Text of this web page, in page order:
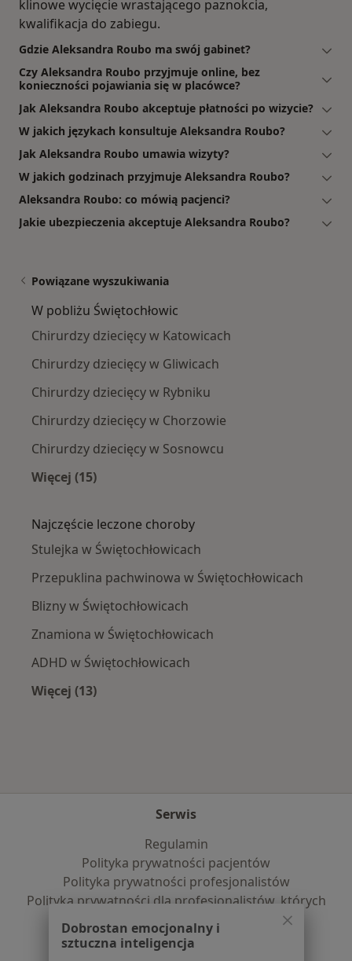
klinowe wycięcie wrastającego paznokcia,
kwalifikacja do zabiegu.
Gdzie Aleksandra Roubo ma swój gabinet?
Czy Aleksandra Roubo przyjmuje online, bez
konieczności pojawiania się w placówce?
Jak Aleksandra Roubo akceptuje płatności po wizycie?
W jakich językach konsultuje Aleksandra Roubo?
Jak Aleksandra Roubo umawia wizyty?
W jakich godzinach przyjmuje Aleksandra Roubo?
Aleksandra Roubo: co mówią pacjenci?
Jakie ubezpieczenia akceptuje Aleksandra Roubo?
Powiązane wyszukiwania
W pobliżu Świętochłowic
Chirurdzy dziecięcy w Katowicach
Chirurdzy dziecięcy w Gliwicach
Chirurdzy dziecięcy w Rybniku
Chirurdzy dziecięcy w Chorzowie
Chirurdzy dziecięcy w Sosnowcu
Więcej (15)
Najczęście leczone choroby
Stulejka w Świętochłowicach
Przepuklina pachwinowa w Świętochłowicach
Blizny w Świętochłowicach
Znamiona w Świętochłowicach
ADHD w Świętochłowicach
Więcej (13)
Serwis
Regulamin
Polityka prywatności pacjentów
Polityka prywatności profesjonalistów
Polityka prywatności dla profesjonalistów, których
dane pozyskaliśmy samodzielnie
Polityka cookies
Dobrostan emocjonalny i
sztuczna inteligencja